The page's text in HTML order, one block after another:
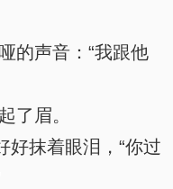
的声音：“我跟他
了眉。
抹着眼泪，“你过